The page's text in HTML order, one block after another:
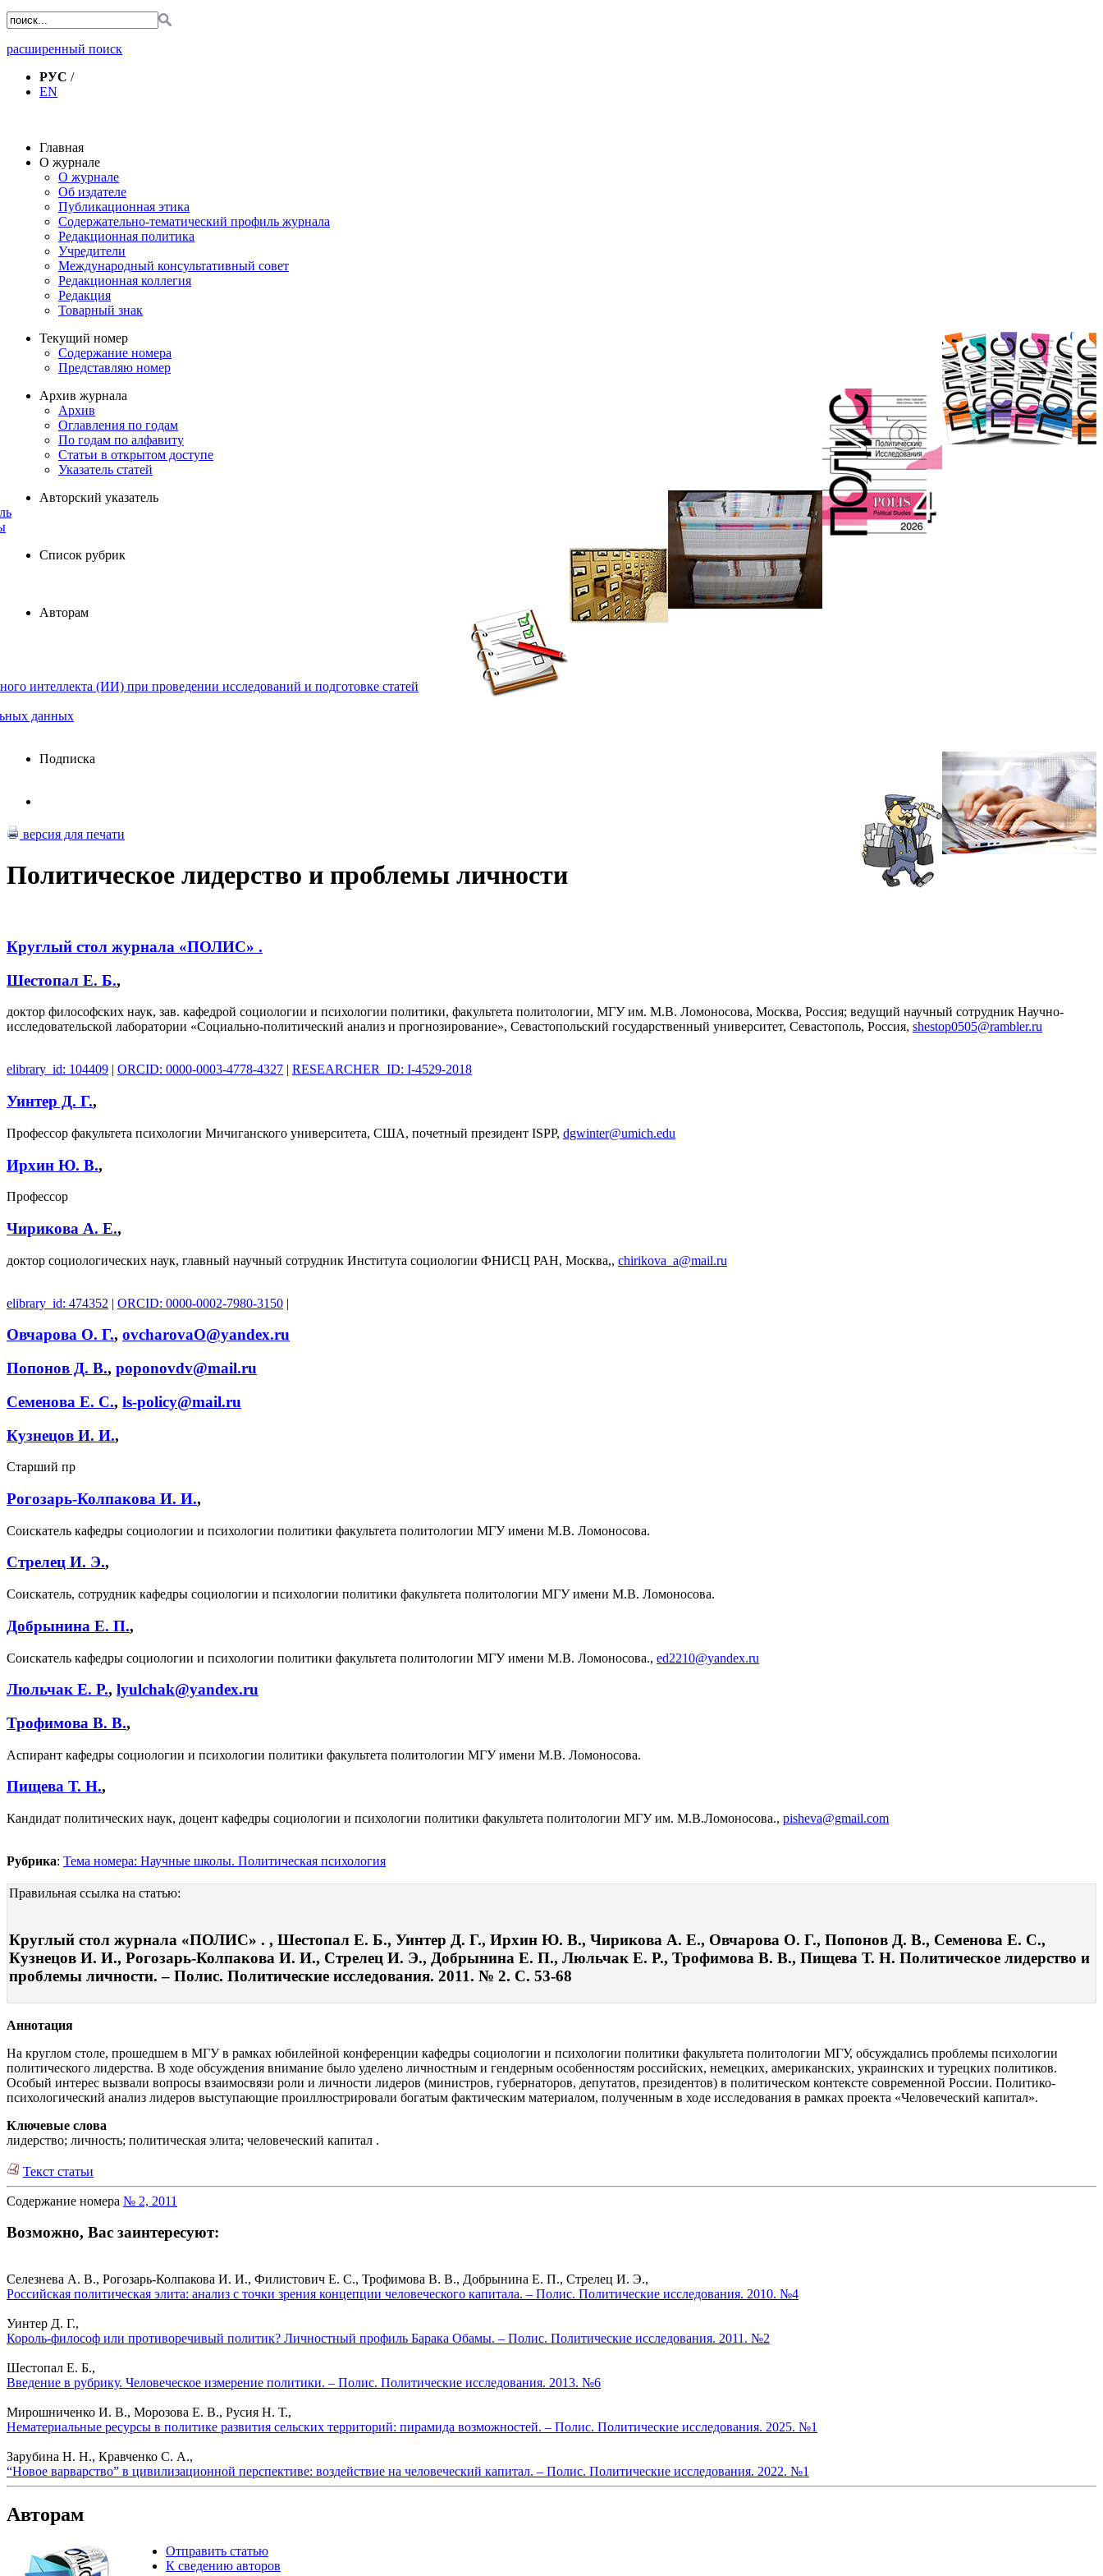
расширенный поиск
РУС /
EN
Главная
О журнале
О журнале
Об издателе
Публикационная этика
Содержательно-тематический профиль журнала
Редакционная политика
Учредители
Международный консультативный совет
Редакционная коллегия
Редакция
Товарный знак
Текущий номер
Содержание номера
Представляю номер
Архив журнала
Архив
Оглавления по годам
По годам по алфавиту
Статьи в открытом доступе
Указатель статей
Авторский указатель
Список рубрик
Авторам
интеллекта (ИИ) при проведении исследований и подготовке статей
данных
Подписка
версия для печати
Политическое лидерство и проблемы личности
Круглый стол журнала «ПОЛИС» .
Шестопал Е. Б.,
доктор философских наук, зав. кафедрой социологии и психологии политики, факультета политологии, МГУ им. М.В. Ломоносова, Москва, Россия; ведущий научный сотрудник Научно-
исследовательской лаборатории «Социально-политический анализ и прогнозирование», Севастопольский государственный университет, Севастополь, Россия, shestop0505@rambler.ru
elibrary_id: 104409 | ORCID: 0000-0003-4778-4327 | RESEARCHER_ID: I-4529-2018
Уинтер Д. Г.,
Профессор факультета психологии Мичиганского университета, США, почетный президент ISPP, dgwinter@umich.edu
Ирхин Ю. В.,
Профессор
Чирикова А. Е.,
доктор социологических наук, главный научный сотрудник Института социологии ФНИСЦ РАН, Москва,, chirikova_a@mail.ru
elibrary_id: 474352 | ORCID: 0000-0002-7980-3150 |
Овчарова О. Г., ovcharovaO@yandex.ru
Попонов Д. В., poponovdv@mail.ru
Семенова Е. С., ls-policy@mail.ru
Кузнецов И. И.,
Старший пр
Рогозарь-Колпакова И. И.,
Соискатель кафедры социологии и психологии политики факультета политологии МГУ имени М.В. Ломоносова.
Стрелец И. Э.,
Соискатель, сотрудник кафедры социологии и психологии политики факультета политологии МГУ имени М.В. Ломоносова.
Добрынина Е. П.,
Соискатель кафедры социологии и психологии политики факультета политологии МГУ имени М.В. Ломоносова., ed2210@yandex.ru
Люльчак Е. Р., lyulchak@yandex.ru
Трофимова В. В.,
Аспирант кафедры социологии и психологии политики факультета политологии МГУ имени М.В. Ломоносова.
Пищева Т. Н.,
Кандидат политических наук, доцент кафедры социологии и психологии политики факультета политологии МГУ им. М.В.Ломоносова., pisheva@gmail.com
Рубрика: Тема номера: Научные школы. Политическая психология
Правильная ссылка на статью:
Круглый стол журнала «ПОЛИС» . , Шестопал Е. Б., Уинтер Д. Г., Ирхин Ю. В., Чирикова А. Е., Овчарова О. Г., Попонов Д. В., Семенова Е. С.,
Кузнецов И. И., Рогозарь-Колпакова И. И., Стрелец И. Э., Добрынина Е. П., Люльчак Е. Р., Трофимова В. В., Пищева Т. Н. Политическое лидерство и
проблемы личности. – Полис. Политические исследования. 2011. № 2. С. 53-68
Аннотация
На круглом столе, прошедшем в МГУ в рамках юбилейной конференции кафедры социологии и психологии политики факультета политологии МГУ, обсуждались проблемы психологии
политического лидерства. В ходе обсуждения внимание было уделено личностным и гендерным особенностям российских, немецких, американских, украинских и турецких политиков.
Особый интерес вызвали вопросы взаимосвязи роли и личности лидеров (министров, губернаторов, депутатов, президентов) в политическом контексте современной России. Политико-
психологический анализ лидеров выступающие проиллюстрировали богатым фактическим материалом, полученным в ходе исследования в рамках проекта «Человеческий капитал».
Ключевые слова
лидерство; личность; политическая элита; человеческий капитал .
Текст статьи
Содержание номера № 2, 2011
Возможно, Вас заинтересуют:
Селезнева А. В., Рогозарь-Колпакова И. И., Филистович Е. С., Трофимова В. В., Добрынина Е. П., Стрелец И. Э.,
Российская политическая элита: анализ с точки зрения концепции человеческого капитала. – Полис. Политические исследования. 2010. №4
Уинтер Д. Г.,
Король-философ или противоречивый политик? Личностный профиль Барака Обамы. – Полис. Политические исследования. 2011. №2
Шестопал Е. Б.,
Введение в рубрику. Человеческое измерение политики. – Полис. Политические исследования. 2013. №6
Мирошниченко И. В., Морозова Е. В., Русия Н. Т.,
Нематериальные ресурсы в политике развития сельских территорий: пирамида возможностей. – Полис. Политические исследования. 2025. №1
Зарубина Н. Н., Кравченко С. А.,
“Новое варварство” в цивилизационной перспективе: воздействие на человеческий капитал. – Полис. Политические исследования. 2022. №1
Авторам
Отправить статью
К сведению авторов